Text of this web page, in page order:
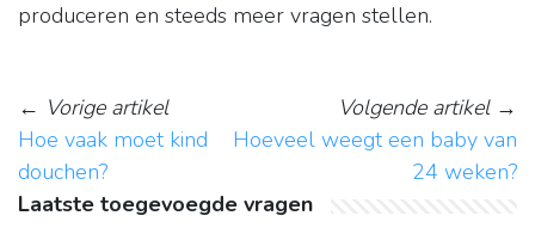
produceren en steeds meer vragen stellen.
← Vorige artikel
Hoe vaak moet kind
douchen?
Volgende artikel→
Hoeveel weegt een baby van
24 weken?
Laatste toegevoegde vragen